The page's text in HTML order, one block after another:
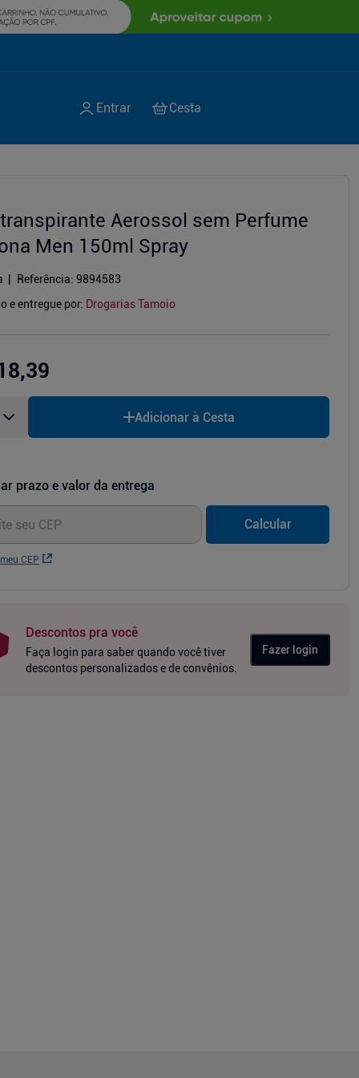
Aerossol sem Perfume
Men 150ml Spray
Referência: 9894583
e entregue por: Drogarias Tamoio
Adicionar à Cesta
prazo e valor da entrega
CEP
Calcular
Descontos pra você
Faça login para saber quando você tiver
descontos personalizados e de convênios.
Fazer login